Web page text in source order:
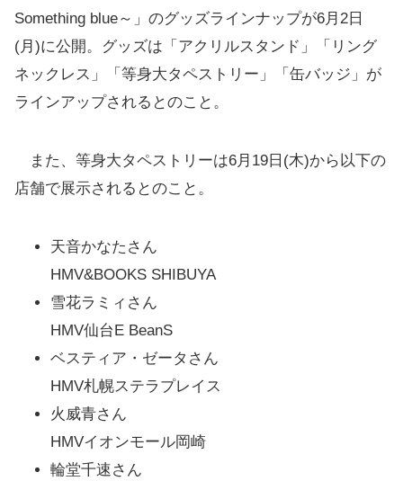
Something blue～」のグッズラインナップが6月2日
(月)に公開。グッズは「アクリルスタンド」「リング
ネックレス」「等身大タペストリー」「缶バッジ」が
ラインアップされるとのこと。
また、等身大タペストリーは6月19日(木)から以下の
店舗で展示されるとのこと。
天音かなたさん
HMV&BOOKS SHIBUYA
雪花ラミィさん
HMV仙台E BeanS
ベスティア・ゼータさん
HMV札幌ステラプレイス
火威青さん
HMVイオンモール岡崎
輪堂千速さん